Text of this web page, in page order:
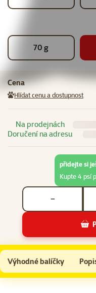
70 g
Cena
Hlídat cenu a dostupnost
Na prodejnách
Doručení na adresu
−
přidejte si
Kupte 4 psí
Ontario Snack Dry Chicken Jerky
Do košíku
Výhodné balíčky
Na začátek stránky